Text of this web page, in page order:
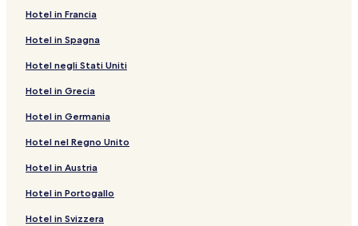
Hotel in Francia
Hotel in Spagna
Hotel negli Stati Uniti
Hotel in Grecia
Hotel in Germania
Hotel nel Regno Unito
Hotel in Austria
Hotel in Portogallo
Hotel in Svizzera